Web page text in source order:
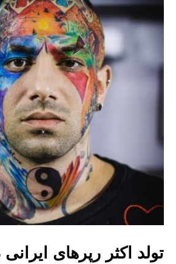
تولد اکثر رپرهای